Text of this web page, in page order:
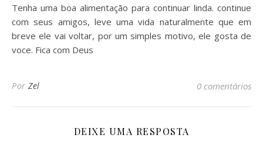
Tenha uma boa alimentação para continuar linda. continue
com seus amigos, leve uma vida naturalmente que em
breve ele vai voltar, por um simples motivo, ele gosta de
voce. Fica com Deus
Por Zel 0 comentários
DEIXE UMA RESPOSTA